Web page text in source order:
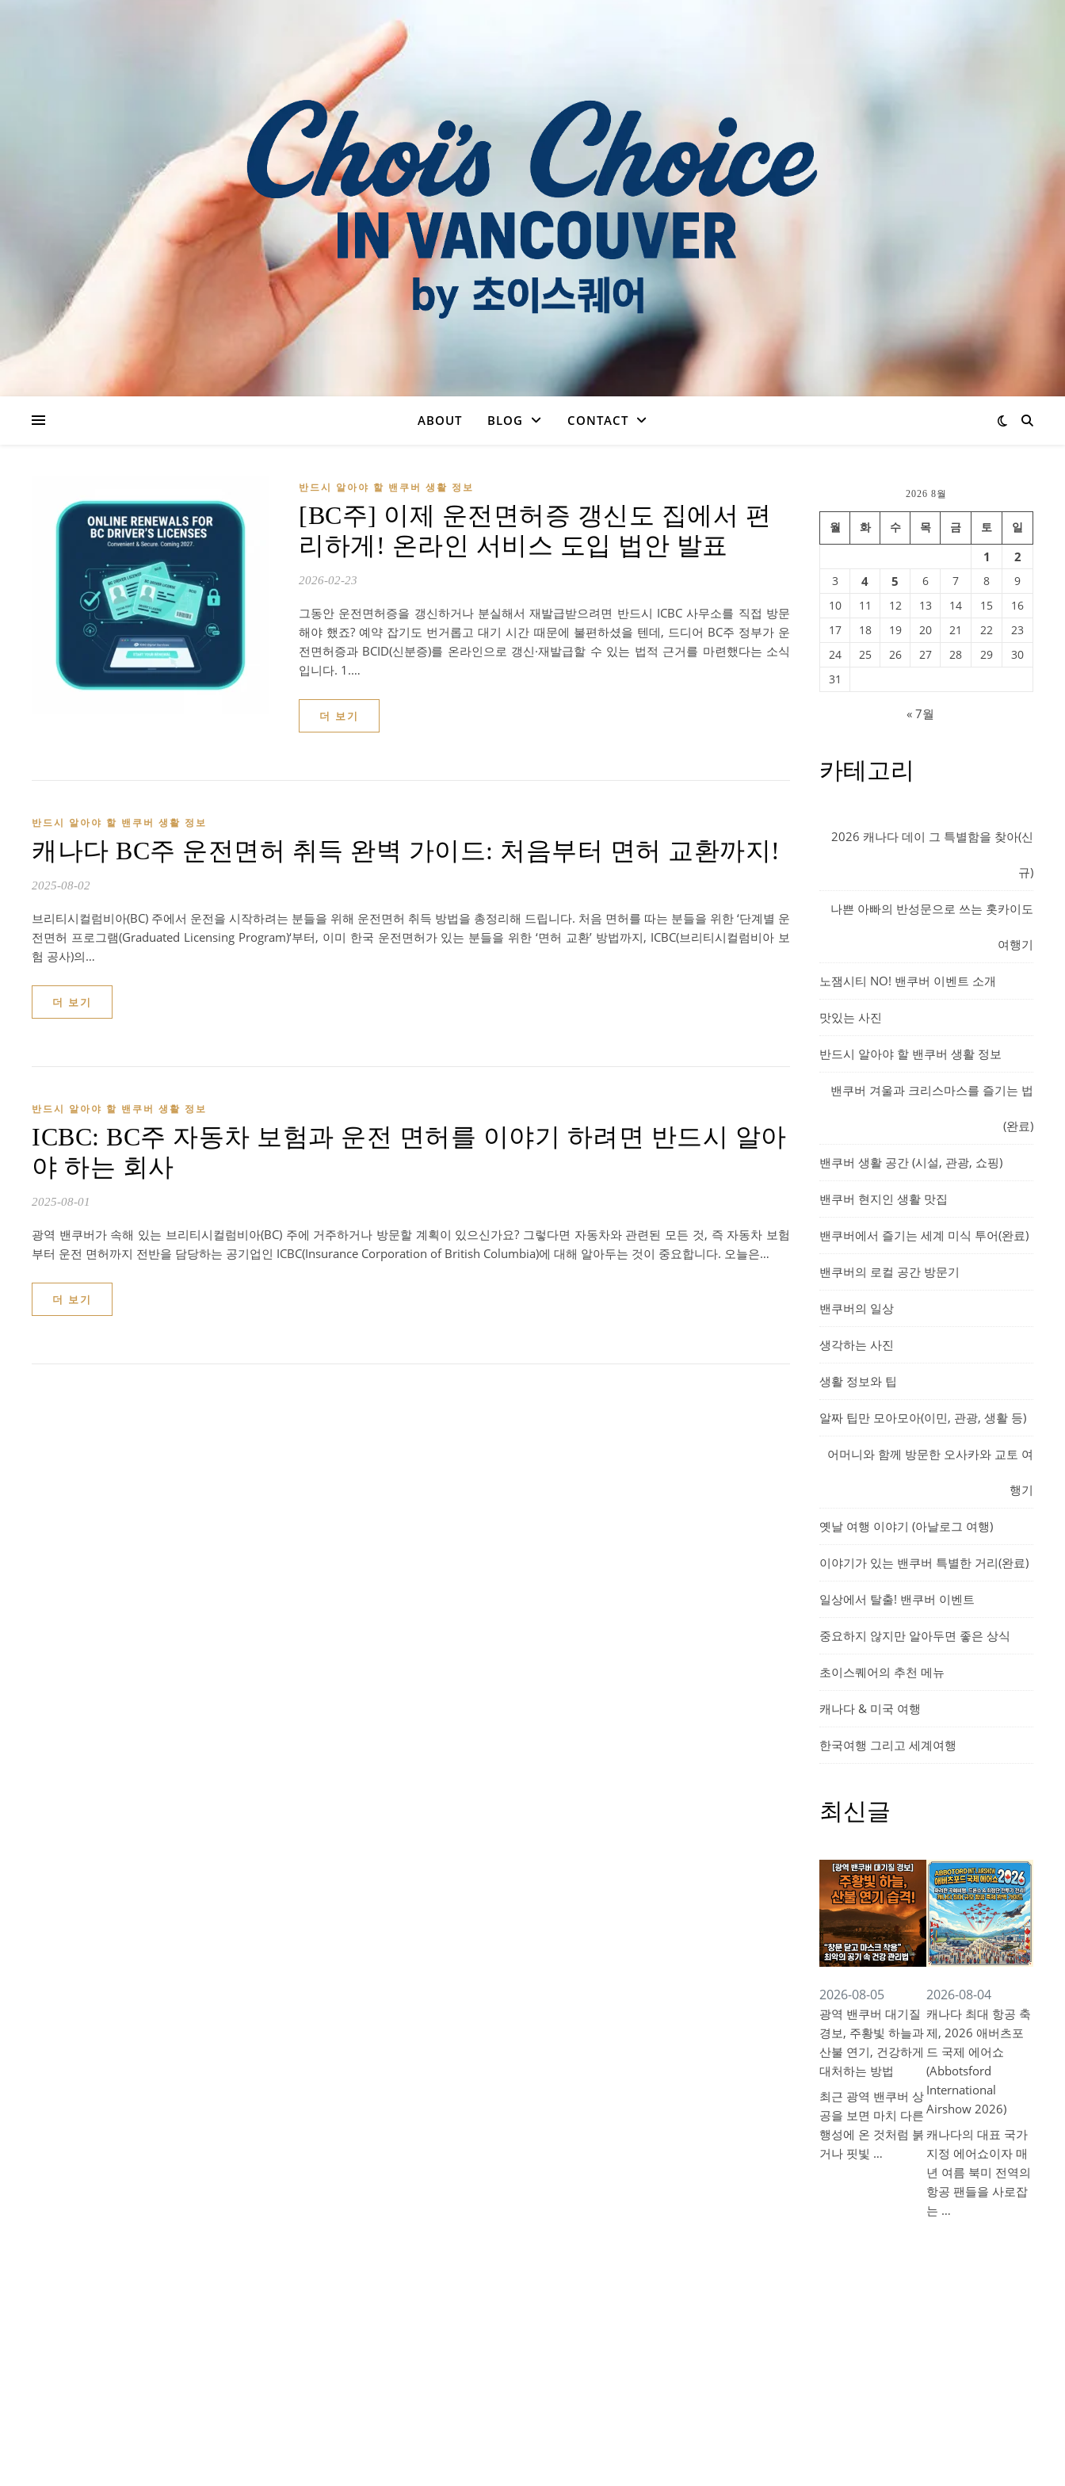
ABOUT BLOG CONTACT
반드시 알아야 할 밴쿠버 생활 정보
[BC주] 이제 운전면허증 갱신도 집에서 편
리하게! 온라인 서비스 도입 법안 발표
2026-02-23
그동안 운전면허증을 갱신하거나 분실해서 재발급받으려면 반드시 ICBC 사무소를 직접 방문
해야 했죠? 예약 잡기도 번거롭고 대기 시간 때문에 불편하셨을 텐데, 드디어 BC주 정부가 운
전면허증과 BCID(신분증)를 온라인으로 갱신·재발급할 수 있는 법적 근거를 마련했다는 소식
입니다. 1.…
더 보기
반드시 알아야 할 밴쿠버 생활 정보
캐나다 BC주 운전면허 취득 완벽 가이드: 처음부터 면허 교환까지!
2025-08-02
브리티시컬럼비아(BC) 주에서 운전을 시작하려는 분들을 위해 운전면허 취득 방법을 총정리해 드립니다. 처음 면허를 따는 분들을 위한 ‘단계별 운
전면허 프로그램(Graduated Licensing Program)‘부터, 이미 한국 운전면허가 있는 분들을 위한 ‘면허 교환’ 방법까지, ICBC(브리티시컬럼비아 보
험 공사)의…
더 보기
반드시 알아야 할 밴쿠버 생활 정보
ICBC: BC주 자동차 보험과 운전 면허를 이야기 하려면 반드시 알아
야 하는 회사
2025-08-01
광역 밴쿠버가 속해 있는 브리티시컬럼비아(BC) 주에 거주하거나 방문할 계획이 있으신가요? 그렇다면 자동차와 관련된 모든 것, 즉 자동차 보험
부터 운전 면허까지 전반을 담당하는 공기업인 ICBC(Insurance Corporation of British Columbia)에 대해 알아두는 것이 중요합니다. 오늘은…
더 보기
2026 8월
월 화 수 목 금 토 일
1 2
3 4 5 6 7 8
9
10
11 12 13 14 15
16
17
18 19 20 21 22
23
24
25 26 27 28 29
30
31
« 7월
카테고리
2026 캐나다 데이 그 특별함을 찾아(신
규)
나쁜 아빠의 반성문으로 쓰는 홋카이도
여행기
노잼시티 NO! 밴쿠버 이벤트 소개
맛있는 사진
반드시 알아야 할 밴쿠버 생활 정보
밴쿠버 겨울과 크리스마스를 즐기는 법
(완료)
밴쿠버 생활 공간 (시설, 관광, 쇼핑)
밴쿠버 현지인 생활 맛집
밴쿠버에서 즐기는 세계 미식 투어(완료)
밴쿠버의 로컬 공간 방문기
밴쿠버의 일상
생각하는 사진
생활 정보와 팁
알짜 팁만 모아모아(이민, 관광, 생활 등)
어머니와 함께 방문한 오사카와 교토 여
행기
옛날 여행 이야기 (아날로그 여행)
이야기가 있는 밴쿠버 특별한 거리(완료)
일상에서 탈출! 밴쿠버 이벤트
중요하지 않지만 알아두면 좋은 상식
초이스퀘어의 추천 메뉴
캐나다 & 미국 여행
한국여행 그리고 세계여행
최신글
2026-08-05
광역 밴쿠버 대기질
경보, 주황빛 하늘과
산불 연기, 건강하게
대처하는 방법
최근 광역 밴쿠버 상
공을 보면 마치 다른
행성에 온 것처럼 붉
거나 핏빛 …
2026-08-04
캐나다 최대 항공 축
제, 2026 애버츠포
드 국제 에어쇼
(Abbotsford
International
Airshow 2026)
캐나다의 대표 국가
지정 에어쇼이자 매
년 여름 북미 전역의
항공 팬들을 사로잡
는 …